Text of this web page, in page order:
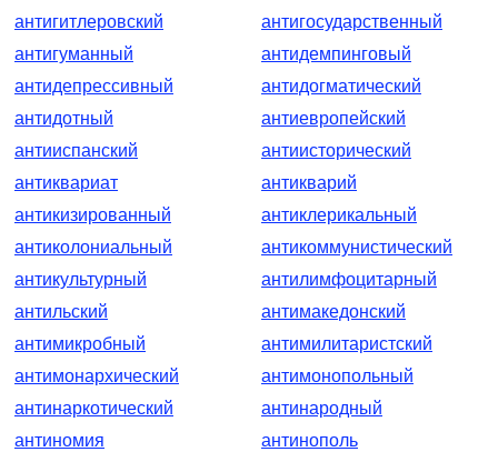
антигитлеровский
антигосударственный
антигуманный
антидемпинговый
антидепрессивный
антидогматический
антидотный
антиевропейский
антииспанский
антиисторический
антиквариат
антикварий
антикизированный
антиклерикальный
антиколониальный
антикоммунистический
антикультурный
антилимфоцитарный
антильский
антимакедонский
антимикробный
антимилитаристский
антимонархический
антимонопольный
антинаркотический
антинародный
антиномия
антинополь